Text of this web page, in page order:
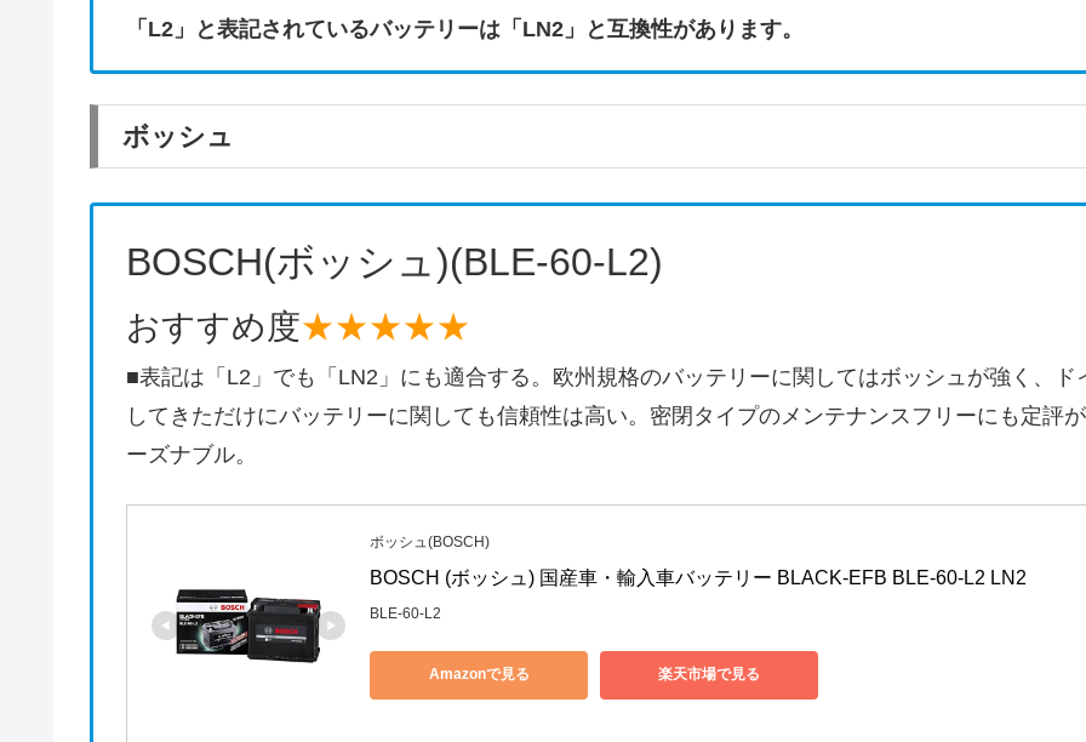
「L2」と表記されているバッテリーは「LN2」と互換性があります。
ボッシュ
BOSCH(ボッシュ)(BLE-60-L2)
おすすめ度★★★★★
■表記は「L2」でも「LN2」にも適合する。欧州規格のバッテリーに関してはボッシュが強く、
してきただけにバッテリーに関しても信頼性は高い。密閉タイプのメンテナンスフリーにも定評
ーズナブル。
ボッシュ(BOSCH)
BOSCH (ボッシュ) 国産車・輸入車バッテリー BLACK-EFB BLE-60-L2 LN2
BLE-60-L2
Amazonで見る 楽天市場で見る